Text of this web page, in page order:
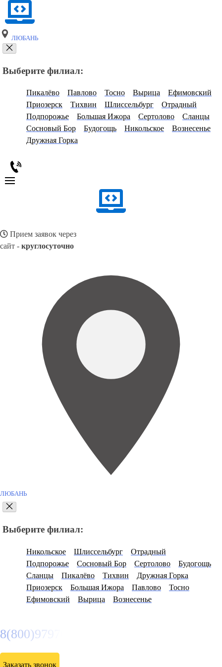
ЛЮБАНЬ
Выберите филиал:
Пикалёво Павлово Тосно Вырица
Ефимовский
Приозерск
Тихвин Шлиссельбург
Отрадный
Подпорожье
Большая Ижора Сертолово
Сланцы
Сосновый Бор
Будогощь Никольское
Вознесенье
Дружная Горка
Прием заявок через
сайт - круглосуточно
ЛЮБАНЬ
Выберите филиал:
Никольское Шлиссельбург
Отрадный
Подпорожье
Сосновый Бор Сертолово
Будогощь
Сланцы
Пикалёво Тихвин
Дружная Горка
Приозерск
Большая Ижора Павлово
Тосно
Ефимовский
Вырица Вознесенье
8(800)9797043
Заказать звонок